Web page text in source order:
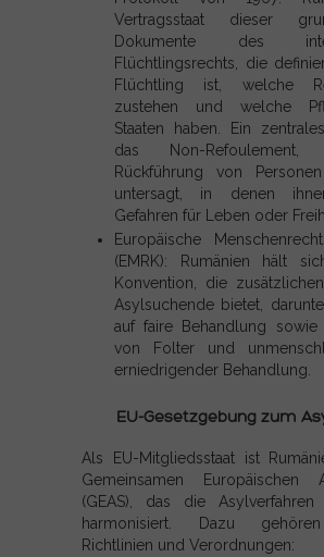
Vertragsstaat dieser
Dokumente des
Flüchtlingsrechts, die
Flüchtling ist, welche
zustehen und welche
Staaten haben. Ein
das Non-
Rückführung von
untersagt, in denen
Gefahren für Leben oder
Europäische
(EMRK): Rumänien hält
Konvention, die
Asylsuchende bietet,
auf faire Behandlung
von Folter und
erniedrigender Behandlung.
EU-Gesetzgebung zum
Als EU-Mitgliedsstaat ist
Gemeinsamen Europäischen
(GEAS), das die
harmonisiert. Dazu
Richtlinien und Verordnungen: